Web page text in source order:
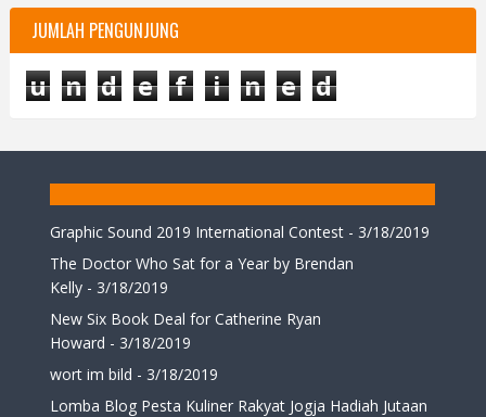
JUMLAH PENGUNJUNG
u n d e f i n e d
Graphic Sound 2019 International Contest - 3/18/2019
The Doctor Who Sat for a Year by Brendan
Kelly - 3/18/2019
New Six Book Deal for Catherine Ryan
Howard - 3/18/2019
wort im bild - 3/18/2019
Lomba Blog Pesta Kuliner Rakyat Jogja Hadiah Jutaan